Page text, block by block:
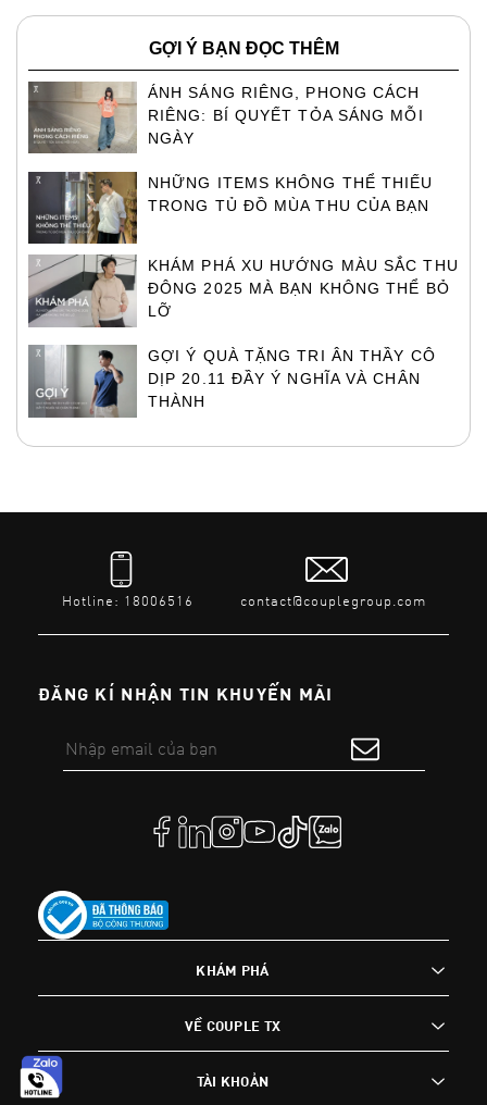
GỢI Ý BẠN ĐỌC THÊM
ÁNH SÁNG RIÊNG, PHONG CÁCH
RIÊNG: BÍ QUYẾT TỎA SÁNG MỖI
NGÀY
NHỮNG ITEMS KHÔNG THỂ THIẾU
TRONG TỦ ĐỒ MÙA THU CỦA BẠN
KHÁM PHÁ XU HƯỚNG MÀU SẮC THU
ĐÔNG 2025 MÀ BẠN KHÔNG THỂ BỎ
LỠ
GỢI Ý QUÀ TẶNG TRI ÂN THẦY CÔ
DỊP 20.11 ĐẦY Ý NGHĨA VÀ CHÂN
THÀNH
Hotline: 18006516 contact@couplegroup.com
ĐĂNG KÍ NHẬN TIN KHUYẾN MÃI
KHÁM PHÁ
VỀ COUPLE TX
TÀI KHOẢN